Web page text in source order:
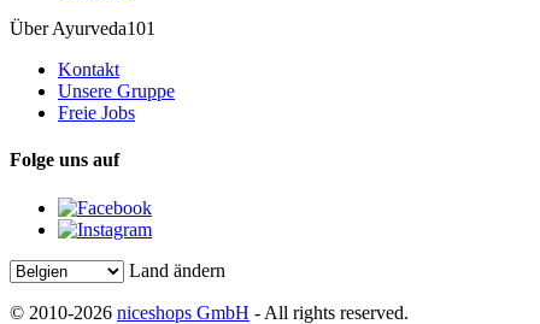
Über Ayurveda101
Kontakt
Unsere Gruppe
Freie Jobs
Folge uns auf
Land ändern
© 2010-2026 niceshops GmbH - All rights reserved.